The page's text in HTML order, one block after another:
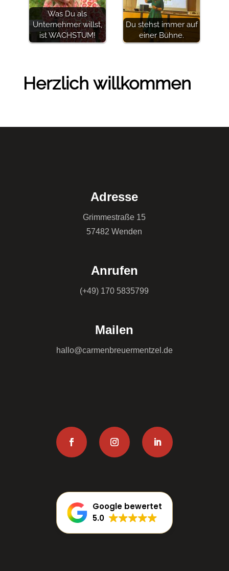
Was Du als
Unternehmer willst,
ist WACHSTUM!
Du stehst immer auf
einer Bühne.
Herzlich willkommen
Adresse
Grimmestraße 15
57482 Wenden
Anrufen
(+49) 170 5835799
Mailen
hallo@carmenbreuermentzel.de
Google bewertet
5.0